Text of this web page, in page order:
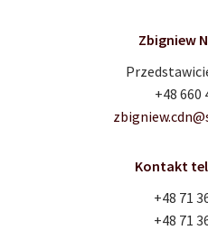
Kontakt
+48 71
+48 71
Zbigniew
+48 660